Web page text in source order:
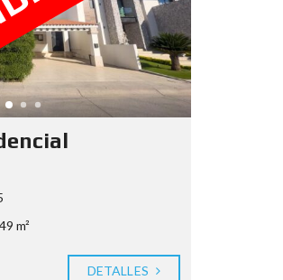
m²
DETALLES